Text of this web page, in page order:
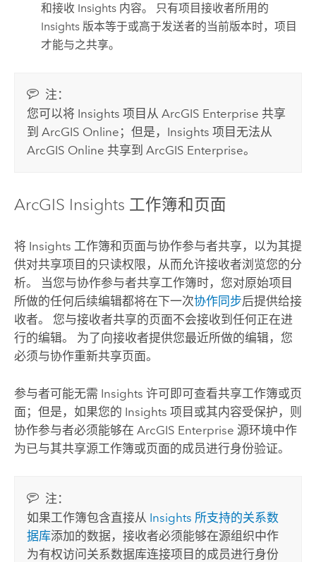
和接收 Insights 内容。 只有项目接收者所用的
Insights 版本等于或高于发送者的当前版本时，项目
才能与之共享。
注：
您可以将 Insights 项目从ArcGIS Enterprise 共享
到ArcGIS Online ；但是， Insights 项目无法从
ArcGIS Online 共享到ArcGIS Enterprise。
ArcGIS Insights 工作簿和页面
将 Insights 工作簿和页面与协作参与者共享，以为其提
供对共享项目的只读权限，从而允许接收者浏览您的分
析。 当您与协作参与者共享工作簿时，您对原始项目
所做的任何后续编辑都将在下一次协作同步后提供给接
收者。 您与接收者共享的页面不会接收到任何正在进
行的编辑。 为了向接收者提供您最近所做的编辑，您
必须与协作重新共享页面。
参与者可能无需 Insights 许可即可查看共享工作簿或页
面；但是，如果您的 Insights 项目或其内容受保护，则
协作参与者必须能够在 ArcGIS Enterprise 源环境中作
为已与其共享源工作簿或页面的成员进行身份验证。
注：
如果工作簿包含直接从 Insights 所支持的关系数
据库添加的数据，接收者必须能够在源组织中作
为有权访问关系数据库连接项目的成员进行身份